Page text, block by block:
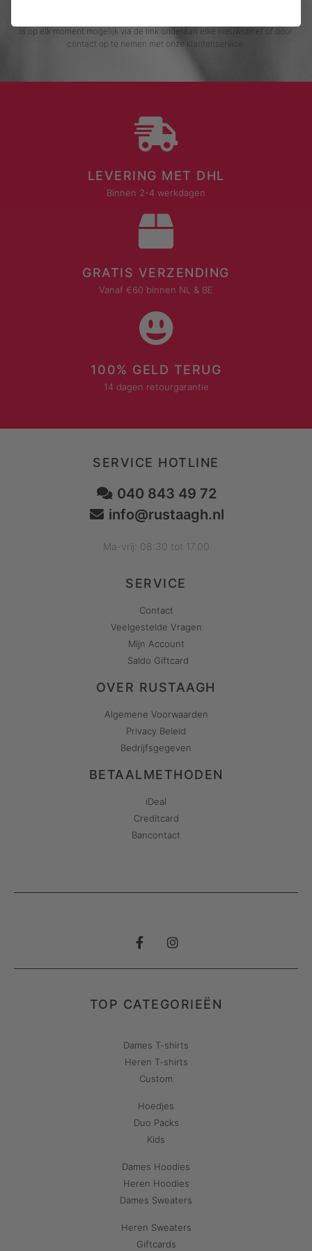
is op elk moment mogelijk via de link onderaan elke nieuwsbrief of door
contact op te nemen met onze klantenservice.
LEVERING MET DHL
Binnen 2-4 werkdagen
GRATIS VERZENDING
Vanaf €60 binnen NL & BE
100% GELD TERUG
14 dagen retourgarantie
SERVICE HOTLINE
040 843 49 72
info@rustaagh.nl
Ma-vrij: 08:30 tot 17.00
SERVICE
Contact
Veelgestelde Vragen
Mijn Account
Saldo Giftcard
OVER RUSTAAGH
Algemene Voorwaarden
Privacy Beleid
Bedrijfsgegeven
BETAALMETHODEN
iDeal
Creditcard
Bancontact
TOP CATEGORIEËN
Dames T-shirts
Heren T-shirts
Custom
Hoedjes
Duo Packs
Kids
Dames Hoodies
Heren Hoodies
Dames Sweaters
Heren Sweaters
Giftcards